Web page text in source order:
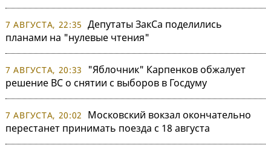
7 АВГУСТА, 22:35 Депутаты ЗакСа поделились
планами на "нулевые чтения"
7 АВГУСТА, 20:33
"Яблочник" Карпенков обжалует
решение ВС о снятии с выборов в Госдуму
7 АВГУСТА, 20:02
Московский вокзал окончательно
перестанет принимать поезда с 18 августа